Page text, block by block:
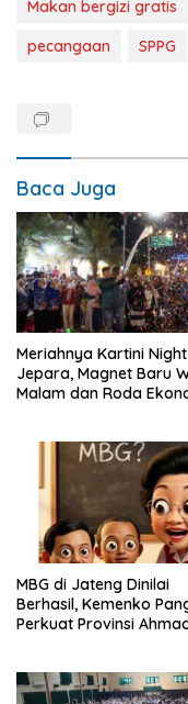
Makan bergizi gratis
pecangaan
SPPG
Baca Juga
Meriahnya Kartini Night
Jepara, Magnet Baru
Malam dan Roda
MBG di Jateng Dinilai
Berhasil, Kemenko
Perkuat Provinsi